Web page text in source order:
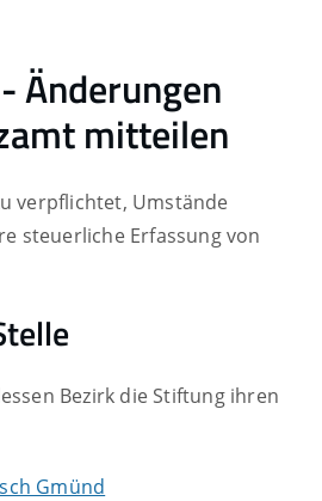
Änderungen
mitteilen
verpflichtet, Umstände
steuerliche Erfassung von
Bezirk die Stiftung ihren
Gmünd